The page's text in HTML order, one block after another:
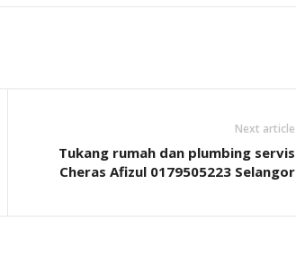
Next article
Tukang rumah dan plumbing servis
Cheras Afizul 0179505223 Selangor